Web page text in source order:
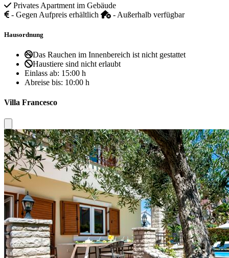
Privates Apartment im Gebäude
- Gegen Aufpreis erhältlich
- Außerhalb verfügbar
Hausordnung
Das Rauchen im Innenbereich ist nicht gestattet
Haustiere sind nicht erlaubt
Einlass ab: 15:00 h
Abreise bis: 10:00 h
Villa Francesco
Close modal